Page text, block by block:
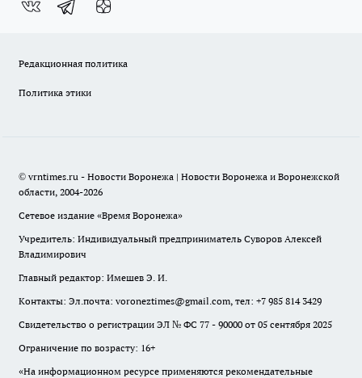
Редакционная политика
Политика этики
© vrntimes.ru - Новости Воронежа | Новости Воронежа и Воронежской
области, 2004-2026
Сетевое издание «Время Воронежа»
Учредитель: Индивидуальный предприниматель Суворов Алексей
Владимирович
Главный редактор: Имешев Э. И.
Контакты: Эл.почта: voroneztimes@gmail.com, тел: +7 985 814 3429
Свидетельство о регистрации ЭЛ № ФС 77 - 90000 от 05 сентября 2025
Ограничение по возрасту: 16+
«На информационном ресурсе применяются рекомендательные